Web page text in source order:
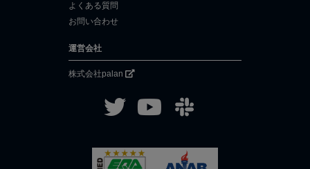
よくある質問
お問い合わせ
運営会社
株式会社palan